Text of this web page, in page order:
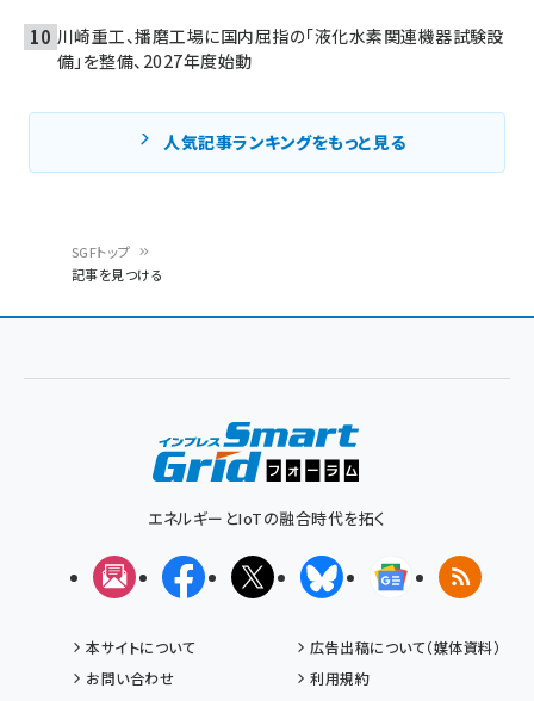
く
SGFトップ
記事を見つける
川崎重工、播磨工場に国内屈指の「液化水素関連機器試験設
備」を整備、2027年度始動
人気記事ランキングをもっと見る
エネルギーとIoTの融合時代を拓く
メルマガFacebookX(エックス)BlueskyGoogleニュ
RSS
本サイトについて
広告出稿について（媒体資料）
お問い合わせ
利用規約